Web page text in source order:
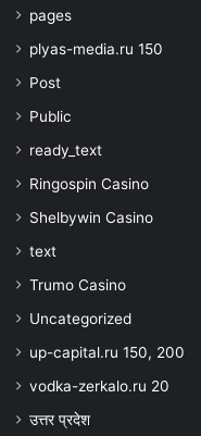
pages
plyas-media.ru 150
Post
Public
ready_text
Ringospin Casino
Shelbywin Casino
text
Trumo Casino
Uncategorized
up-capital.ru 150, 200
vodka-zerkalo.ru 20
उत्तर प्रदेश